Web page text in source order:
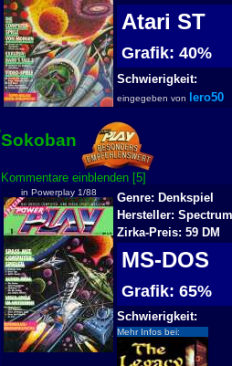
Atari ST
Grafik: 40%
Schwierigkeit:
eingegeben von lero50
Sokoban
Kommentare einblenden [5]
in Powerplay 1/88
Genre: Denkspiel
Hersteller:
Zirka-Preis: 59 DM
MS-DOS
Grafik: 65%
Schwierigkeit:
Mehr Infos bei: